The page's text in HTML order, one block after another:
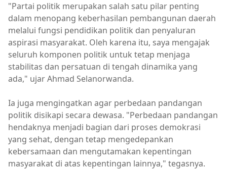
"Partai politik merupakan salah satu pilar penting
dalam menopang keberhasilan pembangunan daerah
melalui fungsi pendidikan politik dan penyaluran
aspirasi masyarakat. Oleh karena itu, saya mengajak
seluruh komponen politik untuk tetap menjaga
stabilitas dan persatuan di tengah dinamika yang
ada," ujar Ahmad Selanorwanda.
Ia juga mengingatkan agar perbedaan pandangan
politik disikapi secara dewasa. "Perbedaan pandangan
hendaknya menjadi bagian dari proses demokrasi
yang sehat, dengan tetap mengedepankan
kebersamaan dan mengutamakan kepentingan
masyarakat di atas kepentingan lainnya," tegasnya.